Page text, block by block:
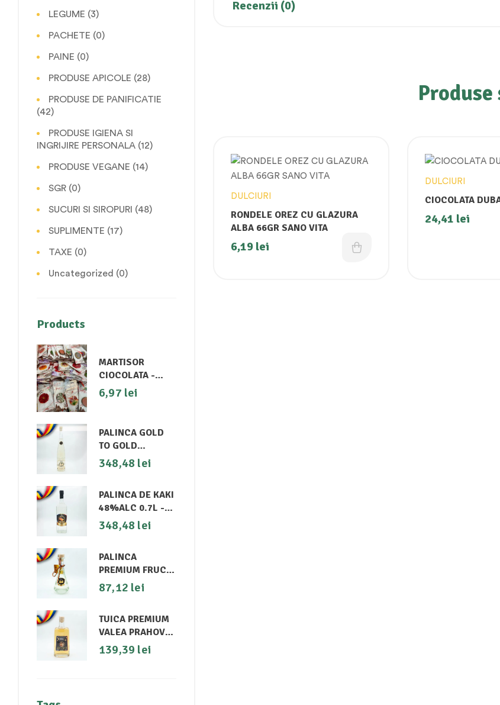
Recenzii (0)
DULCIURI
RONDELE OREZ CU GLAZURA
ALBA 66GR SANO VITA
6,19 lei
DULCIURI
CIOCOLATA
24,41 lei
LEGUME (3)
PACHETE (0)
PAINE (0)
PRODUSE APICOLE (28)
PRODUSE DE PANIFICATIE
(42)
PRODUSE IGIENA SI
INGRIJIRE PERSONALA (12)
PRODUSE VEGANE (14)
SGR (0)
SUCURI SI SIROPURI (48)
SUPLIMENTE (17)
TAXE (0)
Uncategorized (0)
Products
MARTISOR
CIOCOLATA -
MIISIMII
6,97 lei
PALINCA GOLD
TO GOLD
50%ALC 0.7L -
GHITOS
348,48 lei
PALINCA DE KAKI
48%ALC 0.7L -
GHITOS
348,48 lei
PALINCA
PREMIUM FRUCTE
50%ALC 0.25L -
GHITOS
87,12 lei
TUICA PREMIUM
VALEA PRAHOVEI
48%ALC 0.5L -
GHITOS
139,39 lei